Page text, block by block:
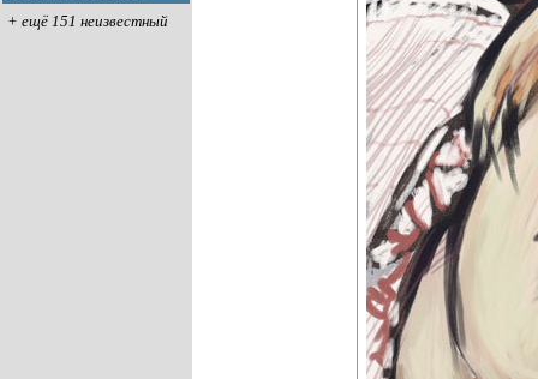
+ ещё 151 неизвестный